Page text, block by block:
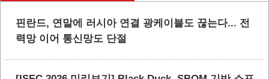
핀란드, 연말에 러시아 연결 광케이블도 끊는다... 전
력망 이어 통신망도 단절